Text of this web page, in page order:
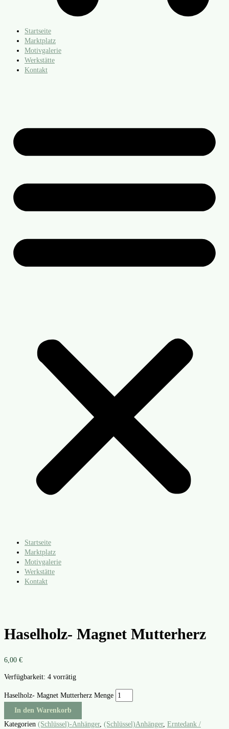
Startseite
Marktplatz
Motivgalerie
Werkstätte
Kontakt
Startseite
Marktplatz
Motivgalerie
Werkstätte
Kontakt
Haselholz- Magnet Mutterherz
6,00 €
Verfügbarkeit: 4 vorrätig
Haselholz- Magnet Mutterherz Menge
In den Warenkorb
Kategorien (Schlüssel)-Anhänger, (Schlüssel)Anhänger, Erntedank /